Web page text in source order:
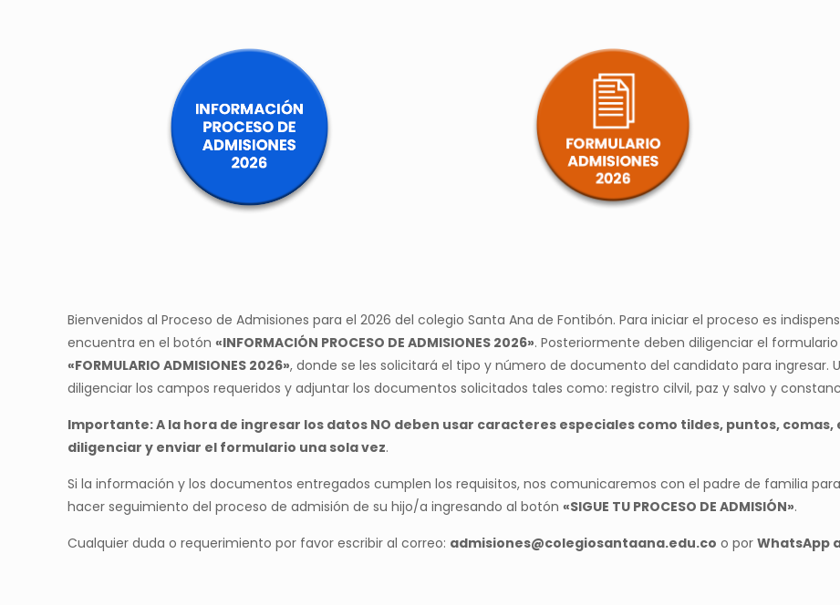
Bienvenidos al Proceso de Admisiones para el 2026 del colegio Santa Ana de Fontibón. Para iniciar el proceso es
encuentra en el botón«INFORMACIÓN PROCESO DE ADMISIONES 2026». Posteriormente deben diligenciar el
«FORMULARIO ADMISIONES 2026», donde se les solicitará el tipo y número de documento del candidato para ingresar.
diligenciar los campos requeridos y adjuntar los documentos solicitados tales como: registro cilvil, paz y salvo y
Importante: A la hora de ingresar los datos NO deben usar caracteres especiales como tildes, puntos, comas,
diligenciar y enviar el formulario una sola vez.
Si la información y los documentos entregados cumplen los requisitos, nos comunicaremos con el padre de familia
hacer seguimiento del proceso de admisión de su hijo/a ingresando al botón«SIGUE TU PROCESO DE ADMISIÓN».
Cualquier duda o requerimiento por favor escribir al correo: admisiones@colegiosantaana.edu.co o porWhatsApp